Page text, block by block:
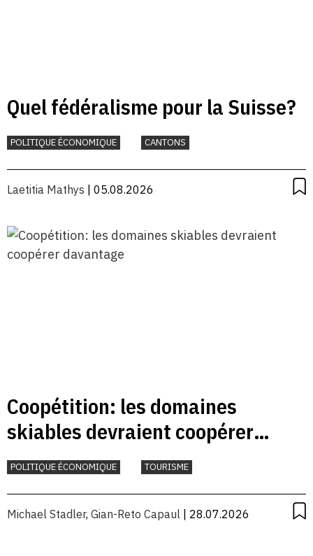
Quel fédéralisme pour la Suisse?
POLITIQUE ÉCONOMIQUE CANTONS
Laetitia Mathys | 05.08.2026
Coopétition: les domaines
skiables devraient coopérer
davantage
POLITIQUE ÉCONOMIQUE TOURISME
Michael Stadler, Gian-Reto Capaul | 28.07.2026